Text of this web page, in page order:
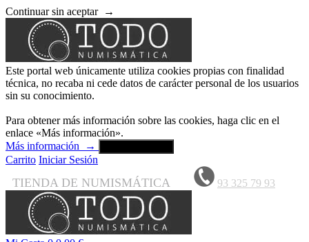
Continuar sin aceptar →
Este portal web únicamente utiliza cookies propias con finalidad
técnica, no recaba ni cede datos de carácter personal de los usuarios
sin su conocimiento.
Para obtener más información sobre las cookies, haga clic en el
enlace «Más información».
Más información
→
Carrito Iniciar Sesión
TIENDA DE NUMISMÁTICA 93 325 79 93